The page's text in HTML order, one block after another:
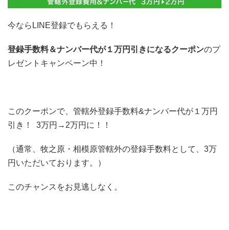
今ならLINE登録でもらえる！
登録手数料＆ナンバー代が１万円引きになるクーポンのプ
レゼントキャンペーン中！
このクーポンで、管轄外登録手数料&ナンバー代が１万円
引き！ 3万円→2万円に！！
（通常、牧之原・相模原管轄外の登録手数料として、3万
円いただいております。）
このチャンスをお見逃しなく。